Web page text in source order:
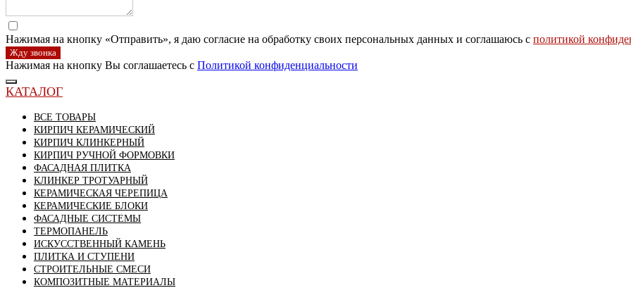
Нажимая на кнопку «Отправить», я даю согласие на обработку своих персональных данных и соглашаюсь с политикой
Жду звонка
Нажимая на кнопку Вы соглашаетесь с Политикой конфиденциальности
КАТАЛОГ
ВСЕ ТОВАРЫ
КИРПИЧ КЕРАМИЧЕСКИЙ
КИРПИЧ КЛИНКЕРНЫЙ
КИРПИЧ РУЧНОЙ ФОРМОВКИ
ФАСАДНАЯ ПЛИТКА
КЛИНКЕР ТРОТУАРНЫЙ
КЕРАМИЧЕСКАЯ ЧЕРЕПИЦА
КЕРАМИЧЕСКИЕ БЛОКИ
ФАСАДНЫЕ СИСТЕМЫ
ТЕРМОПАНЕЛЬ
ИСКУССТВЕННЫЙ КАМЕНЬ
ПЛИТКА И СТУПЕНИ
СТРОИТЕЛЬНЫЕ СМЕСИ
КОМПОЗИТНЫЕ МАТЕРИАЛЫ